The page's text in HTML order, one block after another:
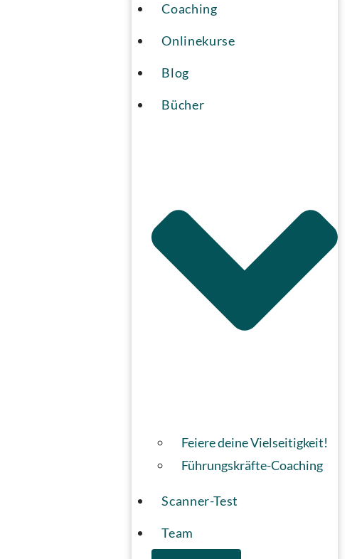
Coaching
Onlinekurse
Blog
Bücher
Feiere deine Vielseitigkeit!
Führungskräfte-Coaching
Scanner-Test
Team